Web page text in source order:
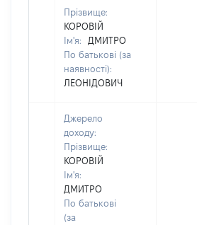
Прізвище:
КОРОВІЙ
Ім'я:
ДМИТРО
По батькові (за
наявності):
ЛЕОНІДОВИЧ
Джерело
доходу:
Прізвище:
КОРОВІЙ
Ім'я:
ДМИТРО
По батькові
(за